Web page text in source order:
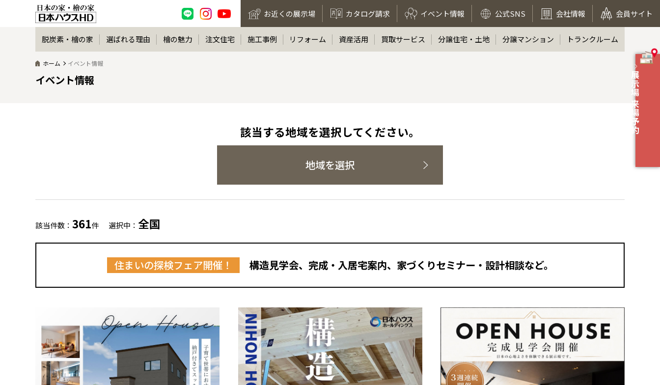
お近くの展示場 カタログ請求 イベント情報 公式SNS 会社情報 会員サイト
展示場 来場予約
脱炭素・檜の家 選ばれる理由 檜の魅力 注文住宅 施工事例 リフォーム 資産活用 買取サービス 分譲住宅・土地 分譲マンション トランクルーム
ホーム イベント情報
イベント情報
該当する地域を選択してください。
地域を選択
該当件数： 361件 選択中： 全国
住まいの探検フェア開催！ 構造見学会、完成・入居宅案内、家づくりセミナー・設計相談など。
全国の展示場
お近くのイベント